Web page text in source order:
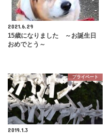
2021.6.29
15歳になりました ～お誕生日
おめでとう～
プライベート
2019.1.3